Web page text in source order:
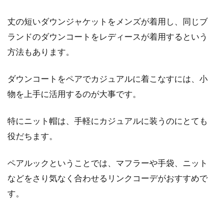
丈の短いダウンジャケットをメンズが着用し、同じブ
ランドのダウンコートをレディースが着用するという
方法もあります。
ダウンコートをペアでカジュアルに着こなすには、小
物を上手に活用するのが大事です。
特にニット帽は、手軽にカジュアルに装うのにとても
役だちます。
ペアルックということでは、マフラーや手袋、ニット
などをさり気なく合わせるリンクコーデがおすすめで
す。